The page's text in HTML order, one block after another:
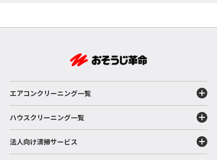
エアコンクリーニング一覧
ハウスクリーニング一覧
法人向け清掃サービス